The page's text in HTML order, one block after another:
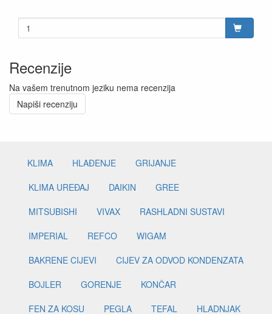
Recenzije
Na vašem trenutnom jeziku nema recenzija
Napiši recenziju
KLIMA HLAĐENJE
GRIJANJE
KLIMA UREĐAJ
DAIKIN
GREE
MITSUBISHI
VIVAX
RASHLADNI SUSTAVI
IMPERIAL
REFCO
WIGAM
BAKRENE CIJEVI
CIJEV ZA ODVOD KONDENZATA
BOJLER
GORENJE
KONČAR
FEN ZA KOSU
PEGLA TEFAL
HLADNJAK